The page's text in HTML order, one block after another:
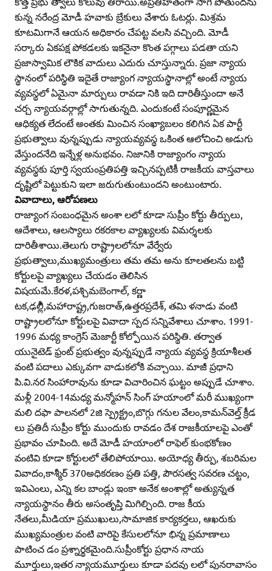
కున్న నరేంద్ర మోడీ హవాకు బ్రేకులు వేశారు ఓటర్లు. మిశ్రమ
కూటమిగానే ఆయన అధికారం చేపట్ట వలసి వచ్చింది. మోడీ
సర్కారు ఏకపక్ష పోకడలకు ఇకనైనా కొంత పగ్గాలు పడతా యని
ప్రజాస్వామిక లౌకిక వాదులు ఎదురు చూస్తున్నారు. ప్రజా న్యాయ
స్థానంలో పరిస్థితి ఇదైతే రాజ్యాంగ న్యాయస్థానాల్లో అంటే న్యాయ
వ్యవస్థలో ఏమైనా మార్పులు రావడా నికి ఇది దారితీస్తుందా అనే
చర్చ న్యాయవర్గాల్లో సాగుతున్నది. ఎందుకంటే సంపూర్ణమైన
ఆధిక్యత లేదంటే అంతకు మించిన సంఖ్యాబలం కలిగిన ఏక పార్టీ
ప్రభుత్వాలు వున్నప్పుడు న్యాయవ్యవస్థ ఒకింత ఆలోచించి అడుగు
వేస్తుందనేది ఇన్నేళ్ల అనుభవం. నిజానికి రాజ్యాంగం న్యాయ
వ్యవస్థకు పూర్తి స్వయంప్రతిపత్తి ఇచ్చినప్పటికీ రాజకీయ వాస్తవాలు
దృష్టిలో పెట్టుకుని ఇలా జరుగుతుంటుందని అంటుంటారు.
వివాదాలు, ఆరోపణలు
రాజ్యాంగ సంబంధమైన అంశా లలో కూడా సుప్రీం కోర్టు తీర్పులు,
ఆదేశాలు, ఆలస్యాలు రకరకాల వ్యాఖ్యలకు విమర్శలకు
దారితీశాయి.తెలుగు రాష్ట్రాలలోనూ వేర్వేరు
ప్రభుత్వాలు,ముఖ్యమంత్రులు తమ తమ అను కూలతలను బట్టి
కోర్టులపై వ్యాఖ్యలు చేయడం తెలిసిన
విషయమే.కేరళ,పశ్చిమబెంగాల్‌, కర్ణా
టక,ఢల్లీి,మహారాష్ట్ర,గుజరాత్‌,ఉత్తరప్రదేశ్‌, తమి ళనాడు వంటి
రాష్ట్రాలలోనూ కోర్టులపై వివాదా స్పద సన్నివేశాలు చూశాం. 1991-
1996 మధ్య కాంగ్రెస్‌ మెజార్టీ కోల్పోయిన పరిస్థితి. తర్వాత
యునైటెడ్‌ ఫ్రంట్‌ ప్రభుత్వం వున్నప్పుడే న్యాయ వ్యవస్థ క్రియాశీలత
వంటి పదాలు ఎక్కువగా వాడుకలోకి వచ్చాయి. మాజీ ప్రధాని
పి.వి.నర సింహారావును కూడా విచారించిన ఘట్టం అప్పుడే చూశాం.
మళ్లీ 2004-14మధ్య మన్మోహన్‌ సింగ్‌ హయాంలో మరీ ముఖ్యంగా
మలి దఫా పాలనలో 2జి స్ప్రెక్ట్రం,బొగ్గు గనుల వేలం,కామన్‌వెల్త్‌ క్రీడ
లు ప్రతిదీ సుప్రీం కోర్టు ముందుకు రావడం దేశ రాజకీయాలపై ఎంతో
ప్రభావం చూపింది. అదే మోడీ హయాంలో రాఫెల్‌ కుంభకోణం
వంటివి కూడా కోర్టులలో తేలిపోయాయి. అయోధ్య తీర్పు, శబరిమల
వివాదం,కాశ్మీర్‌ 370అధికరణం ప్రతి పత్తి, పౌరసత్వ సవరణ చట్టం,
ఇవిఎంలు, ఎన్ని కల బాండ్లు ఇంకా అనేక అంశాల్లో అత్యున్నత
న్యాయస్థానం తీరు అసంతృప్తి మిగిల్చింది. రాజ కీయ
నేతలు,మీడియా ప్రముఖులు,సామాజిక కార్యకర్తలు, ఆఖరుకు
ముఖ్యమంత్రుల వంటి వారిపై కేసులలోనూ భిన్న ప్రమాణాలు
పాటించ డం ప్రశ్నార్థకమైంది.సుప్రీంకోర్టు ప్రధాన నాయ
మూర్తులు,ఇతర న్యాయమూర్తులు కూడా పదవు లలో పునరావాసం